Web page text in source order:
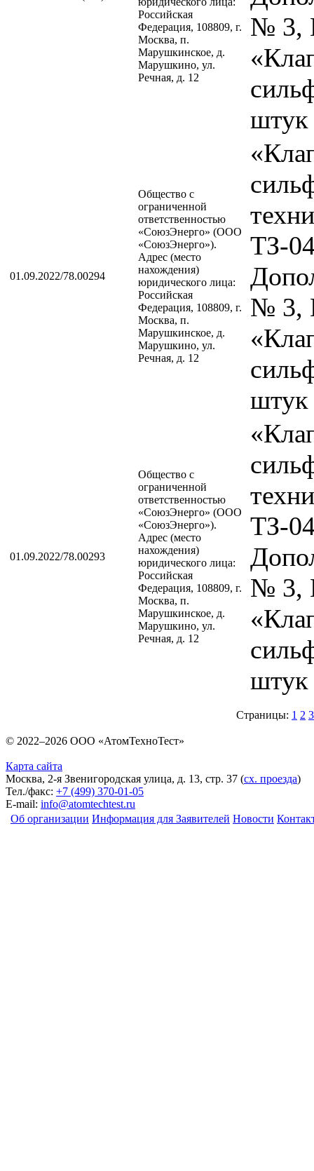
Российская
Федерация, 108809, г.
Москва, п.
Марушкинское, д.
Марушкино, ул.
Речная, д. 12
№ 3,
штук
01.09.2022/78.00294
Общество с
ограниченной
ответственностью
«СоюзЭнерго» (ООО
«СоюзЭнерго»).
Адрес (место
нахождения)
юридического лица:
Российская
Федерация, 108809, г.
Москва, п.
Марушкинское, д.
Марушкино, ул.
Речная, д. 12
ТЗ-
№ 3,
штук
01.09.2022/78.00293
Общество с
ограниченной
ответственностью
«СоюзЭнерго» (ООО
«СоюзЭнерго»).
Адрес (место
нахождения)
юридического лица:
Российская
Федерация, 108809, г.
Москва, п.
Марушкинское, д.
Марушкино, ул.
Речная, д. 12
ТЗ-
№ 3,
штук
Страницы: 1 2 3
© 2022–2026 ООО «АтомТехноТест»
Карта сайта
Москва, 2-я Звенигородская улица, д. 13, стр. 37 (сх. проезда)
Тел./факс: +7 (499) 370-01-05
E-mail: info@atomtechtest.ru
Об организации Информация для Заявителей Новости